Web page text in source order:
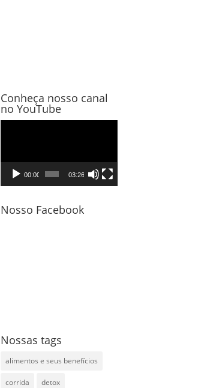
Conheça nosso canal
no YouTube
vídeo
00:00 03:26
Nosso Facebook
Nossas tags
alimentos e seus benefícios
corrida detox